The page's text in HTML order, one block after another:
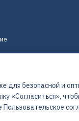
для безопасной и
«Согласиться»,
Пользовательское